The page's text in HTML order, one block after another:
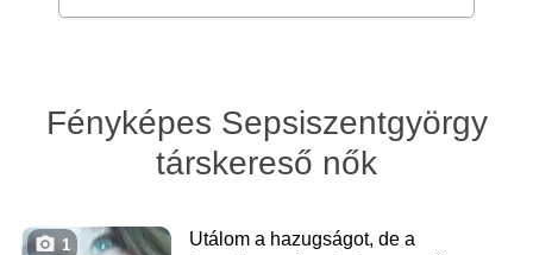
Fényképes Sepsiszentgyörgy
társkereső nők
1
Utálom a hazugságot, de a